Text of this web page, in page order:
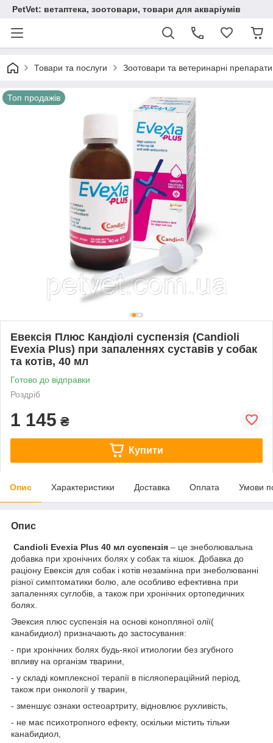
PetVet: ветаптека, зоотовари, товари для акваріумів
Товари та послуги Зоотовари та ветеринарні препарати
Топ продажів
Евексія Плюс Кандіолі суспензія (Candioli
Evexia Plus) при запаленнях суставів у собак
та котів, 40 мл
Готово до відправки
Роздріб
1 145 ₴
Купити
Опис Характеристики Доставка Оплата Умови
Опис
Candioli Evexia Plus 40 мл суспензія – це знеболювальна
добавка при хронічних болях у собак та кішок. Добавка до
раціону Евексія для собак і котів незамінна при знеболюванні
різної симптоматики болю, але особливо ефективна при
запаленнях суглобів, а також при хронічних ортопедичних
болях.
Эвексия плюс суспензія на основі конопляної олії(
канабидиол) призначають до застосування:
- при хронічних болях будь-якої итиологии без згубного
впливу на організм тварини,
- у складі комплексної терапії в післяопераційний період,
також при онкології у тварин,
- зменшує ознаки остеоартриту, відновлює рухливість,
- не має психотропного ефекту, оскільки містить тільки
канабидиол,